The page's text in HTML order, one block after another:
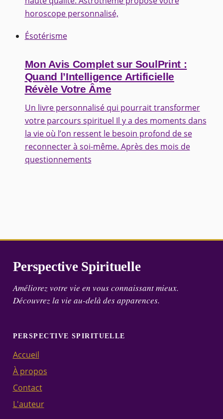
horoscope personnalisé,
Ésotérisme
Mon Avis Complet sur SoulPrint :
Quand l’Intelligence Artificielle
Révèle Votre Âme
Un livre personnalisé qui pourrait transformer
votre parcours spirituel Il y a des moments dans
la vie où l’on ressent le besoin profond de se
reconnecter à soi-même. Après des mois de
questionnements
Perspective Spirituelle
Améliorez votre vie en vous connaissant mieux.
Découvrez la vie au-delà des apparences.
PERSPECTIVE SPIRITUELLE
Accueil
À propos
Contact
L'auteur